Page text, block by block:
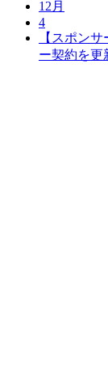
12月
4
【スポン
ー契約を更